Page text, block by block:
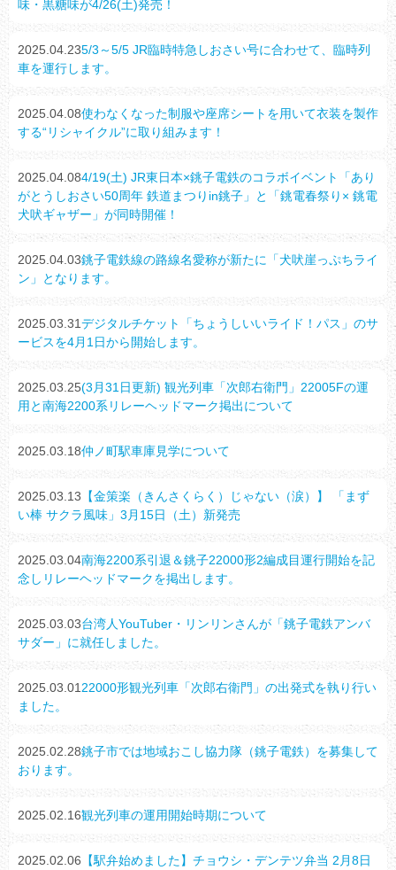
味・黒糖味が4/26(土)発売！
2025.04.235/3～5/5 JR臨時特急しおさい号に合わせて、臨時列
車を運行します。
2025.04.08使わなくなった制服や座席シートを用いて衣装を製作
する“リシャイクル”に取り組みます！
2025.04.084/19(土) JR東日本×銚子電鉄のコラボイベント「あり
がとうしおさい50周年 鉄道まつりin銚子」と「銚電春祭り× 銚電
犬吠ギャザー」が同時開催！
2025.04.03銚子電鉄線の路線名愛称が新たに「犬吠崖っぷちライ
ン」となります。
2025.03.31デジタルチケット「ちょうしいいライド！パス」のサ
ービスを4月1日から開始します。
2025.03.25(3月31日更新) 観光列車「次郎右衛門」22005Fの運
用と南海2200系リレーヘッドマーク掲出について
2025.03.18仲ノ町駅車庫見学について
2025.03.13 【金策楽（きんさくらく）じゃない（涙）】 「まず
い棒 サクラ風味」3月15日（土）新発売
2025.03.04南海2200系引退＆銚子22000形2編成目運行開始を記
念しリレーヘッドマークを掲出します。
2025.03.03台湾人YouTuber・リンリンさんが「銚子電鉄アンバ
サダー」に就任しました。
2025.03.0122000形観光列車「次郎右衛門」の出発式を執り行い
ました。
2025.02.28銚子市では地域おこし協力隊（銚子電鉄）を募集して
おります。
2025.02.16観光列車の運用開始時期について
2025.02.06 【駅弁始めました】チョウシ・デンテツ弁当 2月8日